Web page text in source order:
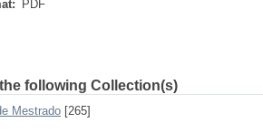
PDF
following Collection(s)
Mestrado [265]